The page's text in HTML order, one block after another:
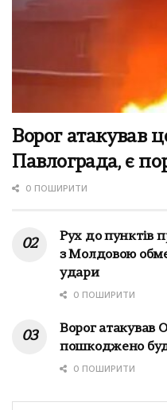
Ворог атакував
Павлограда, є
0 ПОШИРИТИ
Рух до пунктів
з Молдовою
удари
0 ПОШИРИТИ
Ворог атакував
пошкоджено
0 ПОШИРИТИ